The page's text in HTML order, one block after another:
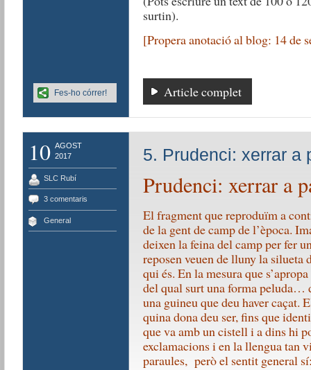
surtin).
[Propera anotació al blog: 14 de
Article complet
Fes-ho córrer!
10 AGOST
2017
SLC Rubí
3 comentaris
General
5. Prudenci: xerrar a
Prudenci: xerrar a
El fragment que reproduïm a
de la gent de camp de l’època.
deixen la feina del camp per fer
reposen veuen de lluny la silueta
qui és. En la mesura que
del qual surt una forma peluda…
una guineu que deu haver caçat.
quina dona deu ser, fins que
que va amb un cistell i a dins hi
exclamacions i en la llengua tan
paraules, però el sentit general